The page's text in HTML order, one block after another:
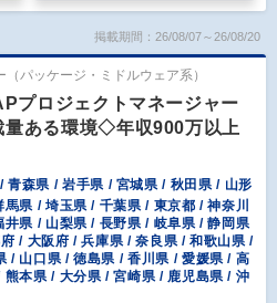
掲載期間：26/08/07～26/08/20
パッケージ・ミドルウェア系）
プロジェクトマネージャー
ある環境◇年収900万以上
青森県 / 岩手県 / 宮城県 / 秋田県 / 山形
県 / 埼玉県 / 千葉県 / 東京都 / 神奈川
県 / 山梨県 / 長野県 / 岐阜県 / 静岡県
/ 大阪府 / 兵庫県 / 奈良県 / 和歌山県 /
/ 山口県 / 徳島県 / 香川県 / 愛媛県 / 高
本県 / 大分県 / 宮崎県 / 鹿児島県 / 沖